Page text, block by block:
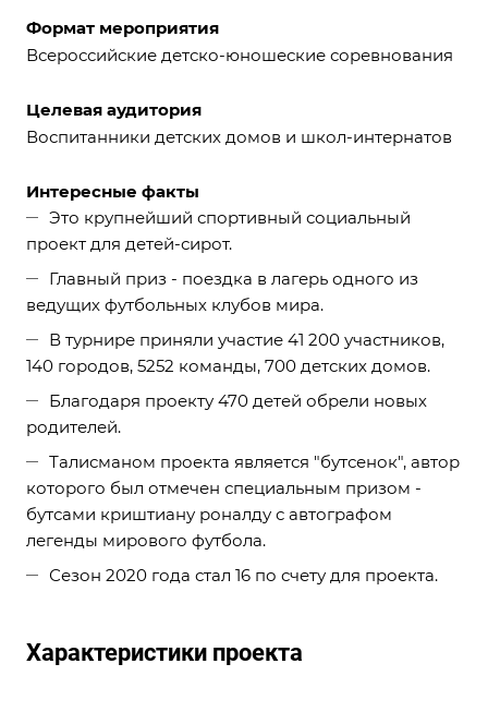
Формат мероприятия
Всероссийские детско-юношеские соревнования
Целевая аудитория
Воспитанники детских домов и школ-интернатов
Интересные факты
Это крупнейший спортивный социальный
проект для детей-сирот.
Главный приз - поездка в лагерь одного из
ведущих футбольных клубов мира.
В турнире приняли участие 41 200 участников,
140 городов, 5252 команды, 700 детских домов.
Благодаря проекту 470 детей обрели новых
родителей.
Талисманом проекта является "бутсенок", автор
которого был отмечен специальным призом -
бутсами криштиану роналду с автографом
легенды мирового футбола.
Сезон 2020 года стал 16 по счету для проекта.
Характеристики проекта